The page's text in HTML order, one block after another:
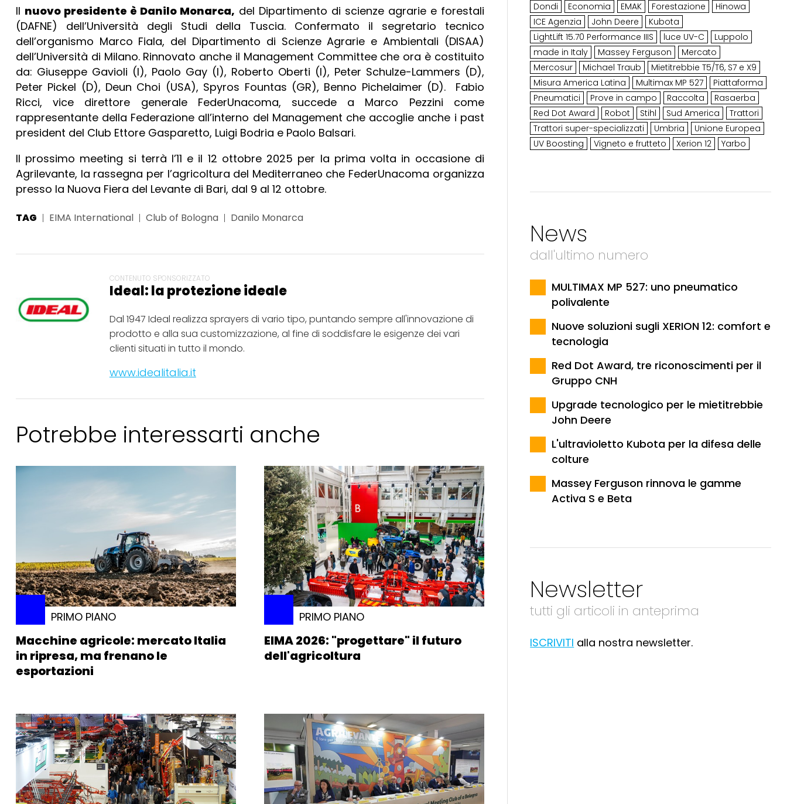
Il nuovo presidente è Danilo Monarca, del Dipartimento di scienze agrarie e forestali
(DAFNE) dell’Università degli Studi della Tuscia. Confermato il segretario tecnico
dell’organismo Marco Fiala, del Dipartimento di Scienze Agrarie e Ambientali (DISAA)
dell’Università di Milano. Rinnovato anche il Management Committee che ora è costituito
da: Giuseppe Gavioli (I), Paolo Gay (I), Roberto Oberti (I), Peter Schulze-Lammers (D),
Peter Pickel (D), Deun Choi (USA), Spyros Fountas (GR), Benno Pichelaimer (D). Fabio
Ricci, vice direttore generale FederUnacoma, succede a Marco Pezzini come
rappresentante della Federazione all’interno del Management che accoglie anche i past
president del Club Ettore Gasparetto, Luigi Bodria e Paolo Balsari.
Il prossimo meeting si terrà l’11 e il 12 ottobre 2025 per la prima volta in occasione di
Agrilevante, la rassegna per l’agricoltura del Mediterraneo che FederUnacoma organizza
presso la Nuova Fiera del Levante di Bari, dal 9 al 12 ottobre.
TAG EIMA International Club of Bologna Danilo Monarca
CONTENUTO SPONSORIZZATO
Ideal: la protezione ideale
Dal 1947 Ideal realizza sprayers di vario tipo, puntando sempre all'innovazione di
prodotto e alla sua customizzazione, al fine di soddisfare le esigenze dei vari
clienti situati in tutto il mondo.
www.idealitalia.it
Potrebbe interessarti anche
PRIMO PIANO
Macchine agricole: mercato Italia
in ripresa, ma frenano le
esportazioni
PRIMO PIANO
EIMA 2026: "progettare" il futuro
dell'agricoltura
Dondi
Economia EMAK Forestazione
Hinowa
ICE Agenzia
John Deere
Kubota
LightLift 15.70 Performance IIIS
luce UV-C
Luppolo
made in Italy
Massey Ferguson
Mercato
Mercosur
Michael Traub
Mietitrebbie T5/T6, S7 e X9
Misura America Latina
Multimax MP 527
Piattaforma
Pneumatici
Prove in campo Raccolta
Rasaerba
Red Dot Award
Robot Stihl Sud America
Trattori
Trattori super-specializzati
Umbria
Unione Europea
UV Boosting
Vigneto e frutteto Xerion 12 Yarbo
News
dall'ultimo numero
MULTIMAX MP 527: uno pneumatico
polivalente
Nuove soluzioni sugli XERION 12: comfort e
tecnologia
Red Dot Award, tre riconoscimenti per il
Gruppo CNH
Upgrade tecnologico per le mietitrebbie
John Deere
L'ultravioletto Kubota per la difesa delle
colture
Massey Ferguson rinnova le gamme
Activa S e Beta
Newsletter
tutti gli articoli in anteprima
ISCRIVITI alla nostra newsletter.